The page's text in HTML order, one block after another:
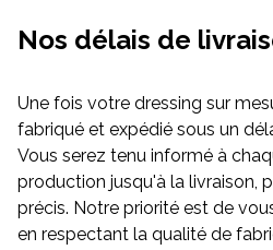
Nos délais de
Une fois votre dressing sur
fabriqué et expédié sous un
Vous serez tenu informé à
production jusqu'à la livraison,
précis. Notre priorité est de
en respectant la qualité de